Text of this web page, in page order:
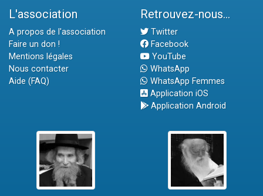
L'association
A propos de l'association
Faire un don !
Mentions légales
Nous contacter
Aide (FAQ)
Retrouvez-nous...
Twitter
Facebook
YouTube
WhatsApp
WhatsApp Femmes
Application iOS
Application Android